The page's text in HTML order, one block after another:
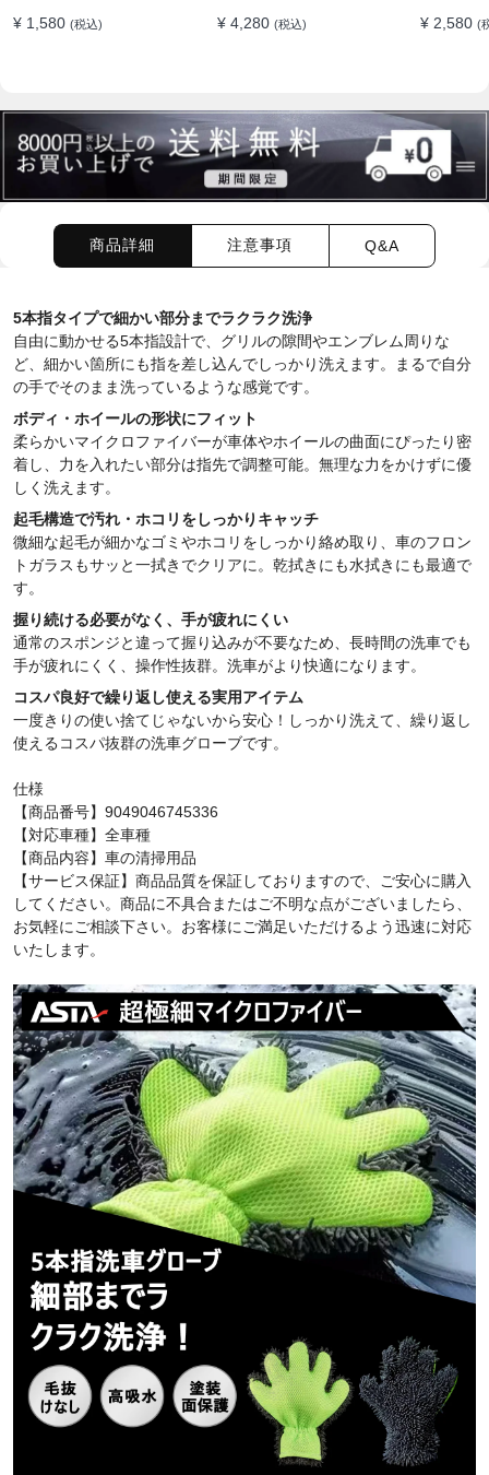
車クロス 傷防止 両面使え
¥ 1,580 (税込)
ジ 高吸水 マイクロファイ
フ・ボディ対応
¥ 4,280 (税込)
車スポン
に使い分
¥ 2,580 (
商品詳細 注意事項 Q&A
5本指タイプで細かい部分までラクラク洗浄
自由に動かせる5本指設計で、グリルの隙間やエンブレム周りな
ど、細かい箇所にも指を差し込んでしっかり洗えます。まるで自分
の手でそのまま洗っているような感覚です。
ボディ・ホイールの形状にフィット
柔らかいマイクロファイバーが車体やホイールの曲面にぴったり密
着し、力を入れたい部分は指先で調整可能。無理な力をかけずに優
しく洗えます。
起毛構造で汚れ・ホコリをしっかりキャッチ
微細な起毛が細かなゴミやホコリをしっかり絡め取り、車のフロン
トガラスもサッと一拭きでクリアに。乾拭きにも水拭きにも最適で
す。
握り続ける必要がなく、手が疲れにくい
通常のスポンジと違って握り込みが不要なため、長時間の洗車でも
手が疲れにくく、操作性抜群。洗車がより快適になります。
コスパ良好で繰り返し使える実用アイテム
一度きりの使い捨てじゃないから安心！しっかり洗えて、繰り返し
使えるコスパ抜群の洗車グローブです。
仕様
【商品番号】9049046745336
【対応車種】全車種
【商品内容】車の清掃用品
【サービス保証】商品品質を保証しておりますので、ご安心に購入
してください。商品に不具合またはご不明な点がございましたら、
お気軽にご相談下さい。お客様にご満足いただけるよう迅速に対応
いたします。